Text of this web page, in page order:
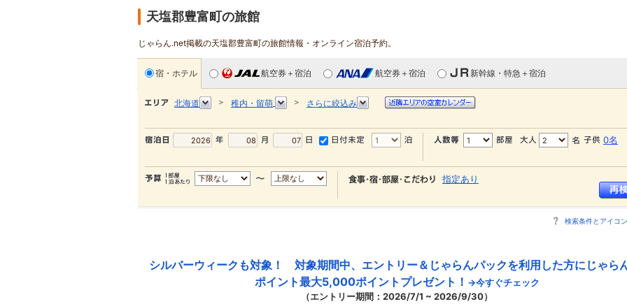
天塩郡豊富町の旅館
じゃらん.net掲載の天塩郡豊富町の旅館情報・オンライン宿泊予約。
宿・ホテル 航空券＋宿泊 航空券＋宿泊 新幹線・特急＋宿泊
北海道 ＞ 稚内・留萌 ＞ さらに絞込み
0名
指定あり
検索条件とアイコ
シルバーウィークも対象！ 対象期間中、エントリー＆じゃらんパックを利用した方にじゃら
ポイント最大5,000ポイントプレゼント！ →今すぐチェック
（エントリー期間：2026/7/1 ~ 2026/9/30）